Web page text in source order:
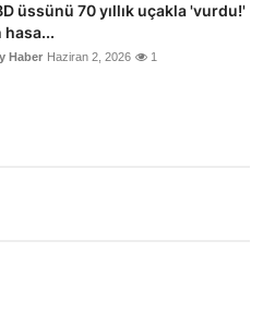
üssünü 70 yıllık uçakla 'vurdu!'
hasa...
Haber Haziran 2, 2026 1